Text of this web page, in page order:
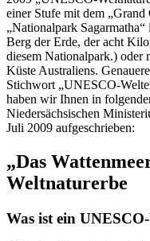
einer Stufe mit dem
„Nationalpark
Berg der Erde, der acht
diesem Nationalpark.) oder
Küste Australiens.
Stichwort „UNESCO-
haben wir Ihnen in
Niedersächsischen
Juli 2009 aufgeschrieben:
„Das
Weltnaturerbe
Was ist ein